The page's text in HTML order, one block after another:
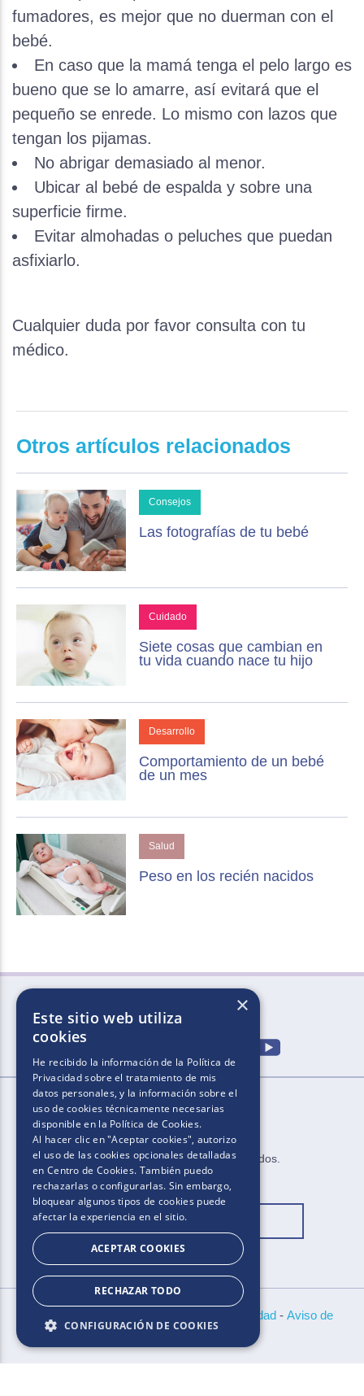
fumadores, es mejor que no duerman con el
bebé.
En caso que la mamá tenga el pelo largo es
bueno que se lo amarre, así evitará que el
pequeño se enrede. Lo mismo con lazos que
tengan los pijamas.
No abrigar demasiado al menor.
Ubicar al bebé de espalda y sobre una
superficie firme.
Evitar almohadas o peluches que puedan
asfixiarlo.
Cualquier duda por favor consulta con tu
médico.
Otros artículos relacionados
Consejos
Las fotografías de tu bebé
Cuidado
Siete cosas que cambian en
tu vida cuando nace tu hijo
Desarrollo
Comportamiento de un bebé
de un mes
Salud
Peso en los recién nacidos
2025.​​ ​Todos los derechos reservados​.​
Cambiar ubicación
Políticas de Privacidad- Aviso de
×
Este sitio web utiliza
cookies
He recibido la información de la Política de
Privacidadsobre el tratamiento de mis
datos personales, y la información sobre el
uso de cookies técnicamente necesarias
disponible en la Política de Cookies.
Al hacer clic en "Aceptar cookies", autorizo
el uso de las cookies opcionales detalladas
en Centro de Cookies. También puedo
rechazarlas o configurarlas. Sin embargo,
bloquear algunos tipos de cookies puede
afectar la experiencia en el sitio.
ACEPTAR COOKIES
RECHAZAR TODO
CONFIGURACIÓN DE COOKIES